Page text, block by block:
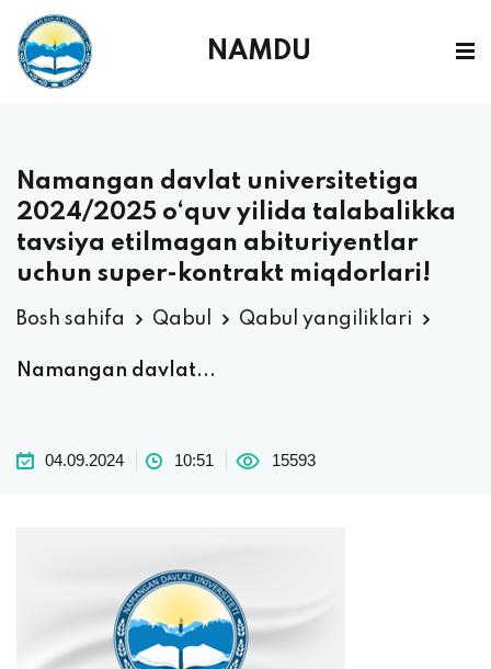
NAMDU
Namangan davlat universitetiga
2024/2025 o‘quv yilida talabalikka
tavsiya etilmagan abituriyentlar
uchun super-kontrakt miqdorlari!
Bosh sahifa Qabul Qabul yangiliklari
Namangan davlat...
04.09.2024 10:51 15593